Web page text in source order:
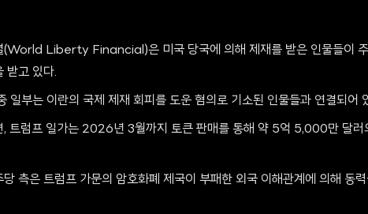
(World Liberty Financial)은 미국 당국에 의해 제재를 받은 인물들이 주
받고 있다.
일부는 이란의 국제 제재 회피를 도운 혐의로 기소된 인물들과 연결되어
, 트럼프 일가는 2026년 3월까지 토큰 판매를 통해 약 5억 5,000만 달러
측은 트럼프 가문의 암호화폐 제국이 부패한 외국 이해관계에 의해 동